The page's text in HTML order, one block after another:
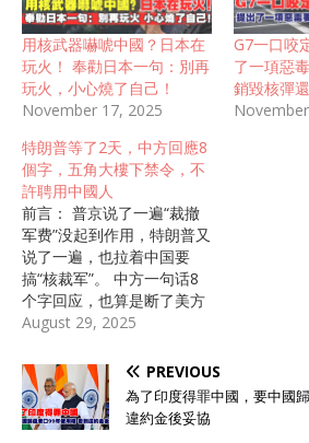
用核武器嚇唬中國？日本在
玩火！ 奉勸日本一句：別再
玩火，小心燒了自己！
November 17, 2025
G7一口咬
了一項惡
銷毀核彈
特朗普等了2天，中方回應8
個字，五角大樓下禁令，不
許聘用中國人
前言： 普京说了一遍“裁撤
军费”没起到作用，特朗普又
说了一遍，也拉着中国要
搞“核裁军”。 中方一句话8
个字回应，也算是断了美方
的念想。但同一天五角大楼
被彻底排除在外。 美俄两国
为什么都聚焦于让中国“裁
军”的话题？中方的举动，又
释放了什么坚定的信号？ 自
August 29, 2025
PREVIOUS
為了印度得罪中國，要中國
違約金後妥協